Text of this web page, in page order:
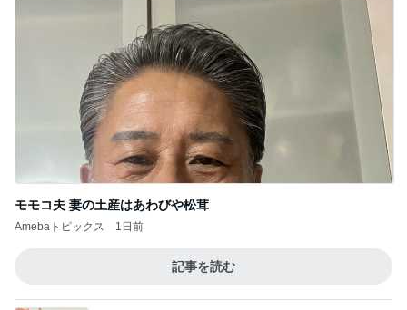
モモコ夫 妻の土産はあわびや松茸
Amebaトピックス 1日前
記事を読む